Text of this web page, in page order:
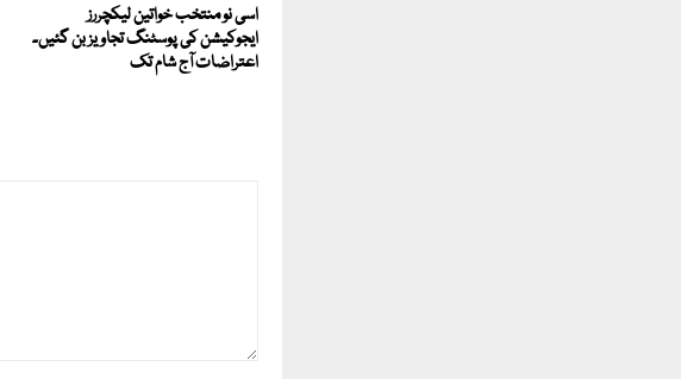
اسی نو منتخب خواتین لیکچررز
ایجوکیشن کی پوسٹنگ تجاویز بن گئیں۔
اعتراضات آج شام تک